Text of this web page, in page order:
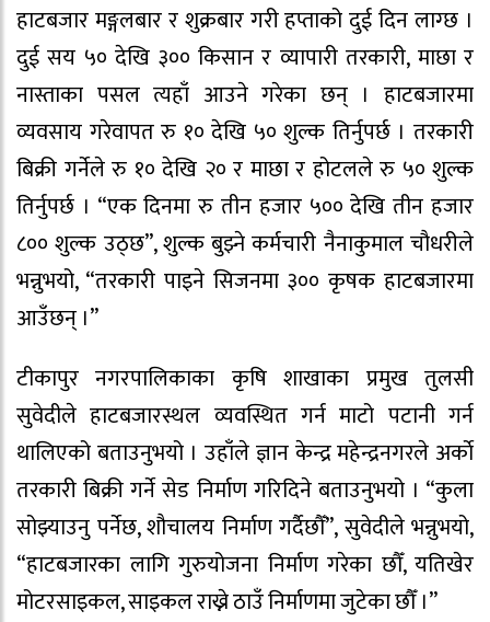
हाटबजार मङ्गलबार र शुक्रबार गरी हप्ताको दुई दिन लाग्छ ।
दुई सय ५० देखि ३०० किसान र व्यापारी तरकारी, माछा र
नास्ताका पसल त्यहाँ आउने गरेका छन् । हाटबजारमा
व्यवसाय गरेवापत रु १० देखि ५० शुल्क तिर्नुपर्छ । तरकारी
बिक्री गर्नेले रु १० देखि २० र माछा र होटलले रु ५० शुल्क
तिर्नुपर्छ । “एक दिनमा रु तीन हजार ५०० देखि तीन हजार
८०० शुल्क उठ्छ”, शुल्क बुझ्ने कर्मचारी नैनाकुमाल चौधरीले
भन्नुभयो, “तरकारी पाइने सिजनमा ३०० कृषक हाटबजारमा
आउँछन् ।”
टीकापुर नगरपालिकाका कृषि शाखाका प्रमुख तुलसी
सुवेदीले हाटबजारस्थल व्यवस्थित गर्न माटो पटानी गर्न
थालिएको बताउनुभयो । उहाँले ज्ञान केन्द्र महेन्द्रनगरले अर्काे
तरकारी बिक्री गर्ने सेड निर्माण गरिदिने बताउनुभयो । “कुला
सोझ्याउनु पर्नेछ, शौचालय निर्माण गर्दैछौँ”, सुवेदीले भन्नुभयो,
“हाटबजारका लागि गुरुयोजना निर्माण गरेका छौँ, यतिखेर
मोटरसाइकल, साइकल राख्ने ठाउँ निर्माणमा जुटेका छौँ ।”